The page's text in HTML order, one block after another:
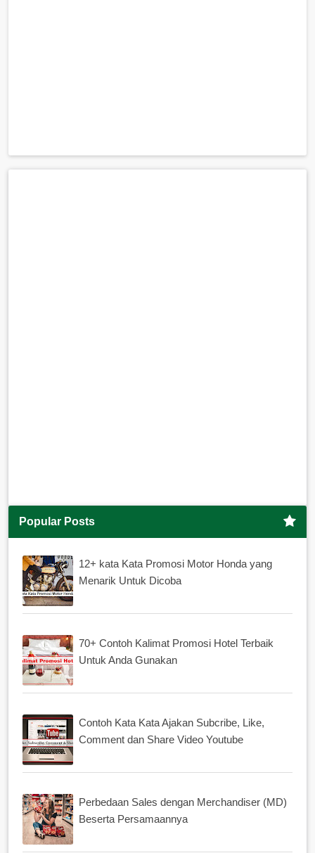
Popular Posts
12+ kata Kata Promosi Motor Honda yang
Menarik Untuk Dicoba
70+ Contoh Kalimat Promosi Hotel Terbaik
Untuk Anda Gunakan
Contoh Kata Kata Ajakan Subcribe, Like,
Comment dan Share Video Youtube
Perbedaan Sales dengan Merchandiser (MD)
Beserta Persamaannya